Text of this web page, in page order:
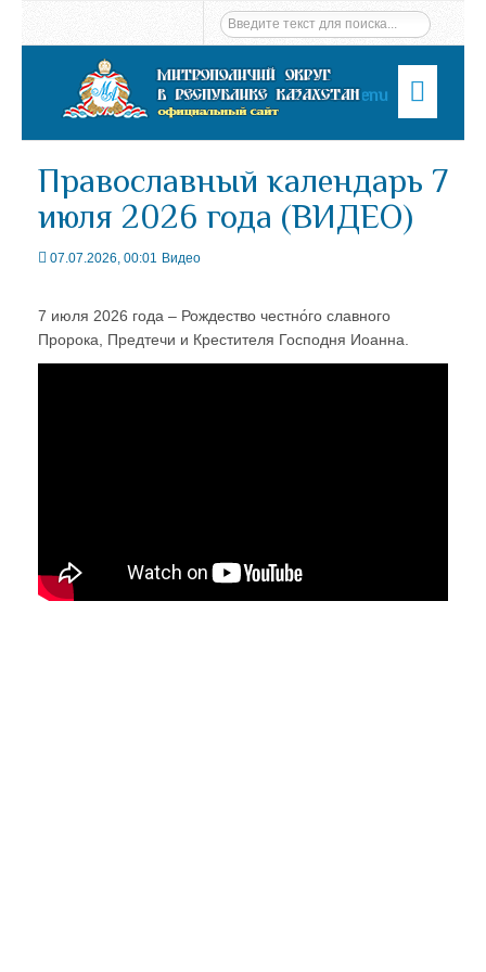
Menu
Православный календарь 7
июля 2026 года (ВИДЕО)
07.07.2026, 00:01 Видео
7 июля 2026 года – Рождество честно́го славного
Пророка, Предтечи и Крестителя Господня Иоанна.